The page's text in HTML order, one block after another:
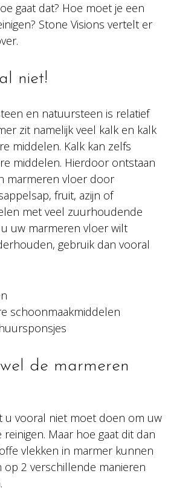
gaat dat? Hoe moet je een
Stone Visions vertelt er
niet!
en natuursteen is relatief
zit namelijk veel kalk en kalk
middelen. Kalk kan zelfs
middelen. Hierdoor ontstaan
marmeren vloer door
fruit, azijn of
met veel zuurhoudende
uw marmeren vloer wilt
gebruik dan vooral
schoonmaakmiddelen
de marmeren
u vooral niet moet doen om uw
Maar hoe gaat dit dan
vlekken in marmer kunnen
op 2 verschillende manieren